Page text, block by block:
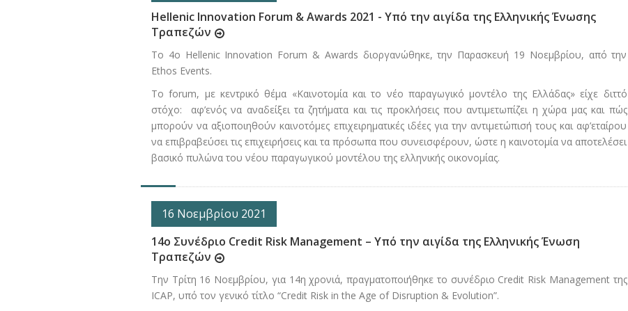
Hellenic Innovation Forum & Awards 2021 - Υπό την αιγίδα της Ελληνικής Ένωσης
Τραπεζών
Το 4ο Hellenic Innovation Forum & Awards διοργανώθηκε, την Παρασκευή 19 Νοεμβρίου, από την
Ethos Events.
Το forum, με κεντρικό θέμα «Καινοτομία και το νέο παραγωγικό μοντέλο της Ελλάδας» είχε διττό
στόχο: αφ’ενός να αναδείξει τα ζητήματα και τις προκλήσεις που αντιμετωπίζει η χώρα μας και πώς
μπορούν να αξιοποιηθούν καινοτόμες επιχειρηματικές ιδέες για την αντιμετώπισή τους και αφ’εταίρου
να επιβραβεύσει τις επιχειρήσεις και τα πρόσωπα που συνεισφέρουν, ώστε η καινοτομία να αποτελέσει
βασικό πυλώνα του νέου παραγωγικού μοντέλου της ελληνικής οικονομίας.
16 Νοεμβρίου 2021
14ο Συνέδριο Credit Risk Management – Υπό την αιγίδα της Ελληνικής Ένωση
Τραπεζών
Την Τρίτη 16 Νοεμβρίου, για 14η χρονιά, πραγματοποιήθηκε το συνέδριο Credit Risk Management της
ICAP, υπό τον γενικό τίτλο “Credit Risk in the Age of Disruption & Evolution”.